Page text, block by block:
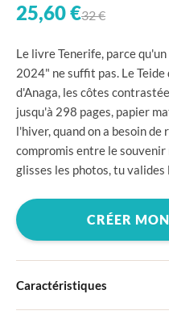
25,60 €32 €
Le livre Tenerife, parce
2024" ne suffit pas. Le
d'Anaga, les côtes
jusqu'à 298 pages, papier
l'hiver, quand on a besoin
compromis entre le
glisses les photos, tu
CRÉER
Caractéristiques